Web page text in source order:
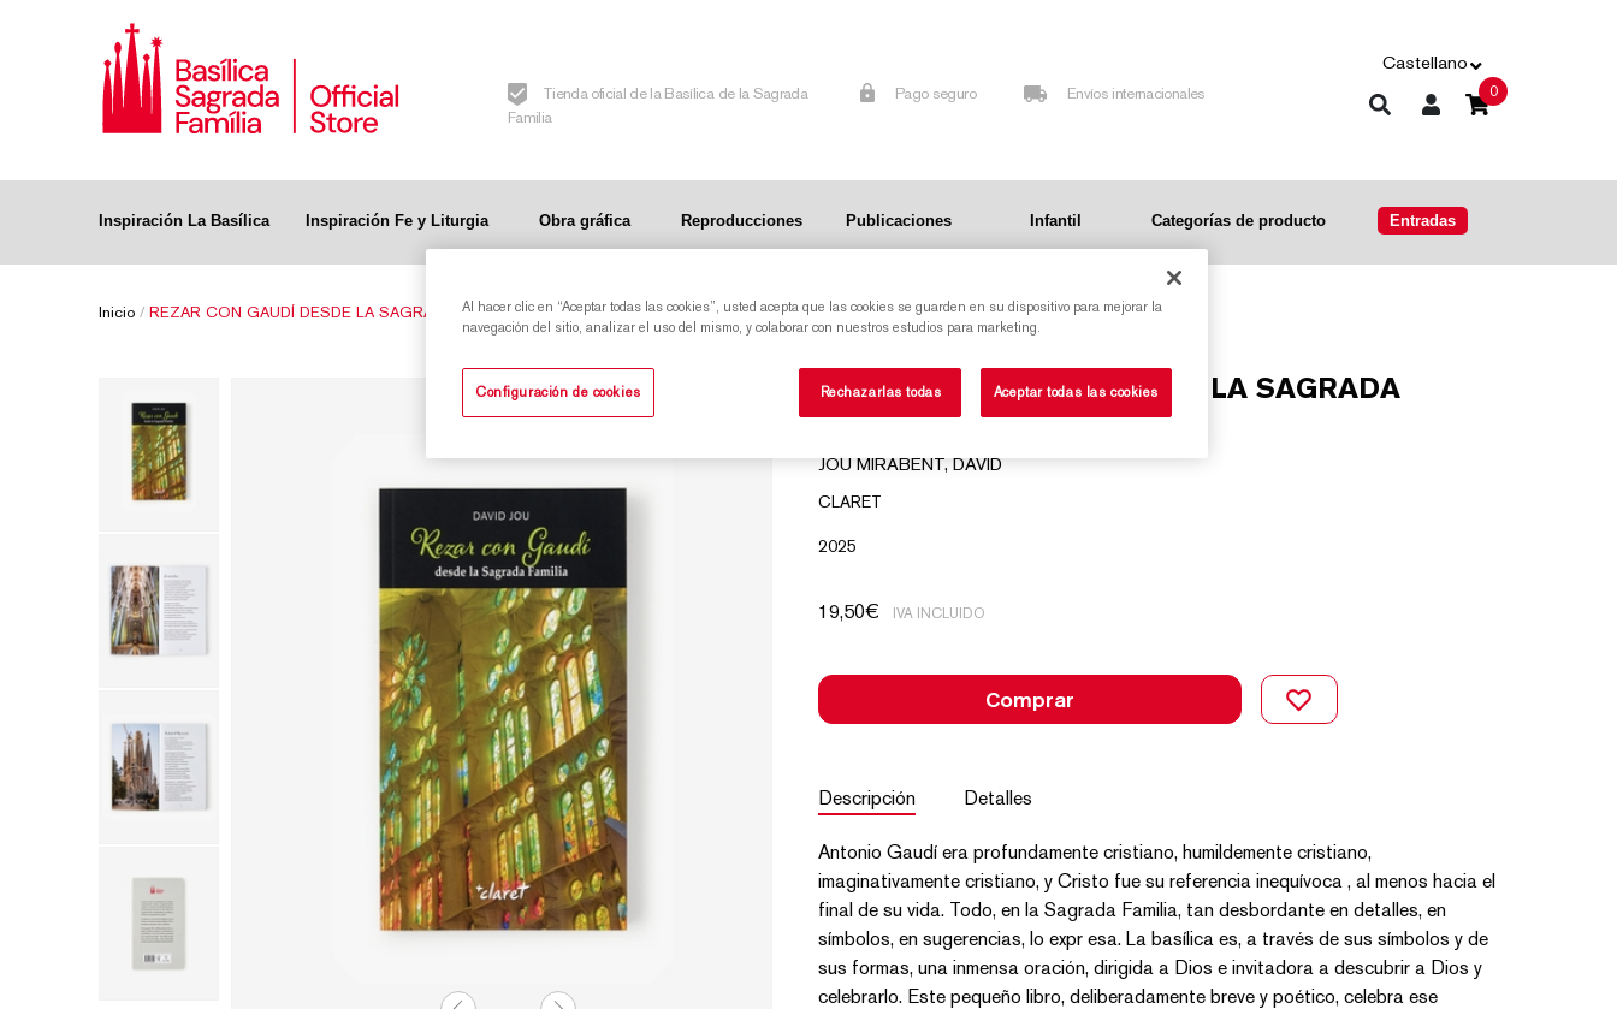
Tienda oficial de la Basílica de la Sagrada
Familia
Pago seguro Envíos internacionales
Castellano
0
Inspiración La Basílica Inspiración Fe y Liturgia Obra gráfica Reproducciones Publicaciones Infantil Categorías de producto Entradas
Inicio / REZAR CON GAUDÍ DESDE LA SAGRADA FAMILIA
REZAR CON GAUDÍ DESDE LA SAGRADA
FAMILIA
JOU MIRABENT, DAVID
CLARET
2025
19,50€ IVA INCLUIDO
Comprar
Descripción Detalles
Antonio Gaudí era profundamente cristiano, humildemente cristiano,
imaginativamente cristiano, y Cristo fue su referencia inequívoca , al menos hacia el
final de su vida. Todo, en la Sagrada Familia, tan desbordante en detalles, en
símbolos, en sugerencias, lo expr esa. La basílica es, a través de sus símbolos y de
sus formas, una inmensa oración, dirigida a Dios e invitadora a descubrir a Dios y
celebrarlo. Este pequeño libro, deliberadamente breve y poético, celebra ese
Al hacer clic en “Aceptar todas las cookies”, usted acepta que las cookies se guarden en su dispositivo para mejorar la
navegación del sitio, analizar el uso del mismo, y colaborar con nuestros estudios para marketing.
Configuración de cookies Rechazarlas todas Aceptar todas las cookies